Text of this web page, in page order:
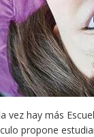
vez hay más
propone